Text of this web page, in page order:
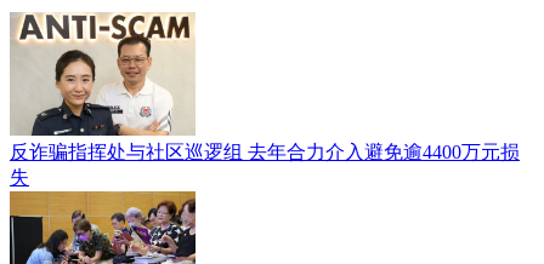
反诈骗指挥处与社区巡逻组 去年合力介入避免逾4400万元损
失